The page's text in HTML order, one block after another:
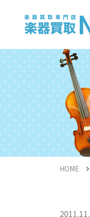
HOME